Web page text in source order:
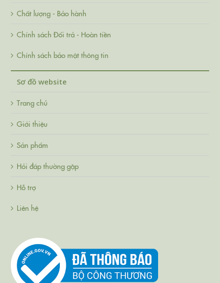
Chất lượng - Bảo hành
Chính sách Đổi trả - Hoàn tiền
Chính sách bảo mật thông tin
Sơ đồ website
Trang chủ
Giới thiệu
Sản phẩm
Hỏi đáp thường gặp
Hỗ trợ
Liên hệ